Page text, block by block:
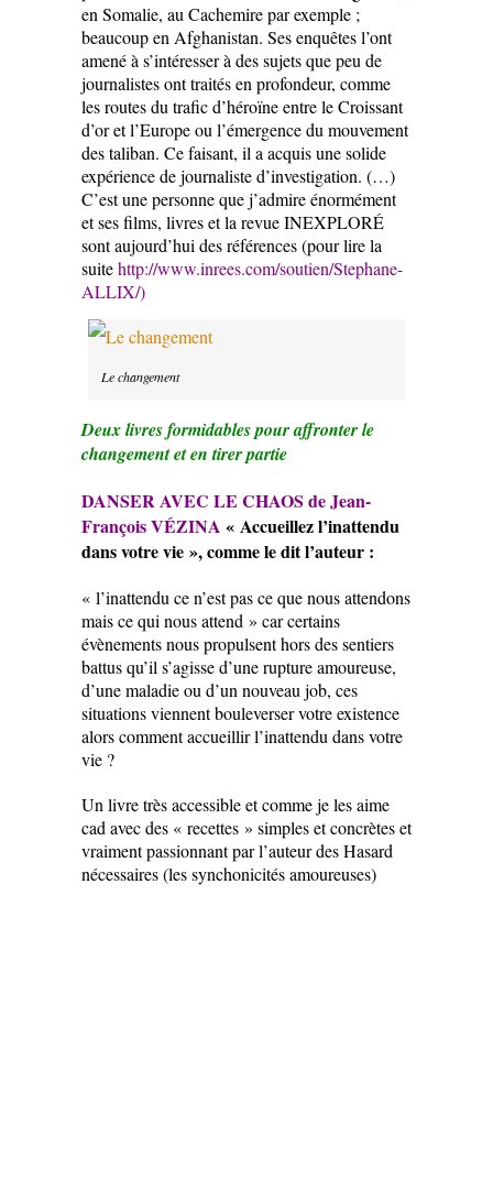
en Somalie, au Cachemire par exemple ;
beaucoup en Afghanistan. Ses enquêtes l’ont
amené à s’intéresser à des sujets que peu de
journalistes ont traités en profondeur, comme
les routes du trafic d’héroïne entre le Croissant
d’or et l’Europe ou l’émergence du mouvement
des taliban. Ce faisant, il a acquis une solide
expérience de journaliste d’investigation. (…)
C’est une personne que j’admire énormément
et ses films, livres et la revue INEXPLORÉ
sont aujourd’hui des références (pour lire la
suitehttp://www.inrees.com/soutien/Stephane-
ALLIX/)
Le changement
Deux livres formidables pour affronter le
changement et en tirer partie
DANSER AVEC LE CHAOS de Jean-
François VÉZINA « Accueillez l’inattendu
dans votre vie », comme le dit l’auteur :
« l’inattendu ce n’est pas ce que nous attendons
mais ce qui nous attend » car certains
évènements nous propulsent hors des sentiers
battus qu’il s’agisse d’une rupture amoureuse,
d’une maladie ou d’un nouveau job, ces
situations viennent bouleverser votre existence
alors comment accueillir l’inattendu dans votre
vie ?
Un livre très accessible et comme je les aime
cad avec des « recettes » simples et concrètes et
vraiment passionnant par l’auteur des Hasard
nécessaires (les synchonicités amoureuses)